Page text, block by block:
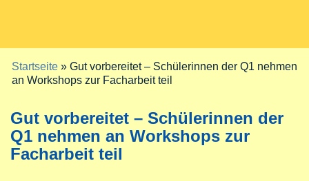
Sie sind hier
Startseite » Gut vorbereitet – Schülerinnen der Q1 nehmen
an Workshops zur Facharbeit teil
Gut vorbereitet – Schülerinnen der
Q1 nehmen an Workshops zur
Facharbeit teil